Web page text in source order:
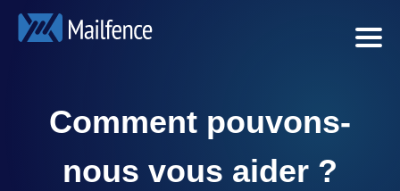
Comment pouvons-
nous vous aider ?